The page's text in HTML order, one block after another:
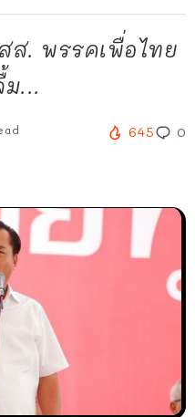
ส. พรรคเพื่อไทย
...
645 0